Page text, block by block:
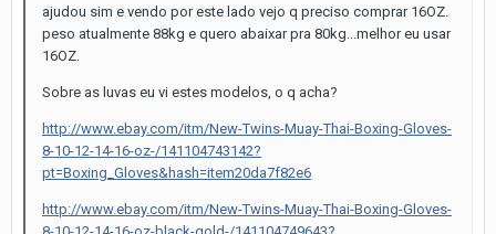
ajudou sim e vendo por este lado vejo q preciso comprar 16OZ.
peso atualmente 88kg e quero abaixar pra 80kg...melhor eu usar
16OZ.
Sobre as luvas eu vi estes modelos, o q acha?
http://www.ebay.com/itm/New-Twins-Muay-Thai-Boxing-Gloves-
8-10-12-14-16-oz-/141104743142?
pt=Boxing_Gloves&hash=item20da7f82e6
http://www.ebay.com/itm/New-Twins-Muay-Thai-Boxing-Gloves-